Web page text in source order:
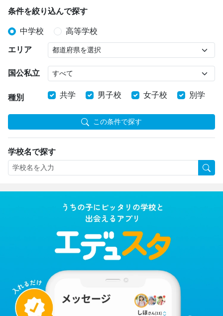
条件を絞り込んで探す
中学校 高等学校
エリア
国公私立
種別 共学 男子校 女子校 別学
この条件で探す
学校名で探す